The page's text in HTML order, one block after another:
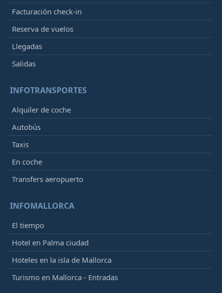
Facturación check-in
Reserva de vuelos
Llegadas
Salidas
INFOTRANSPORTES
Alquiler de coche
Autobús
Taxis
En coche
Transfers aeropuerto
INFOMALLORCA
El tiempo
Hotel en Palma ciudad
Hoteles en la isla de Mallorca
Turismo en Mallorca - Entradas